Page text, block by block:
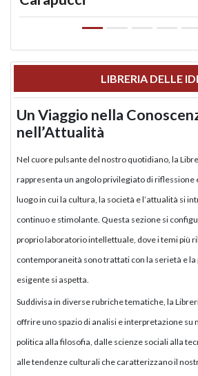
LIBRERIA DELLE
Un Viaggio nella
nell’Attualità
Nel cuore pulsante del nostro quotidiano, la
rappresenta un angolo privilegiato di riflessione
luogo in cui la cultura, la società e l’attualità si
continuo e stimolante. Questa sezione si
proprio laboratorio intellettuale, dove i temi più
contemporaneità sono trattati con la serietà e
esigente si aspetta.
Suddivisa in diverse rubriche tematiche, la
offrire uno spazio di analisi e interpretazione su
politica alla filosofia, dalle scienze sociali alla
alle tendenze culturali che caratterizzano il